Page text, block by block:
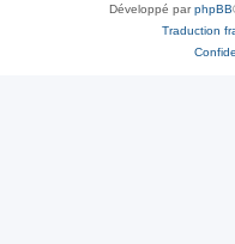
Développé parphpBB
Traduction